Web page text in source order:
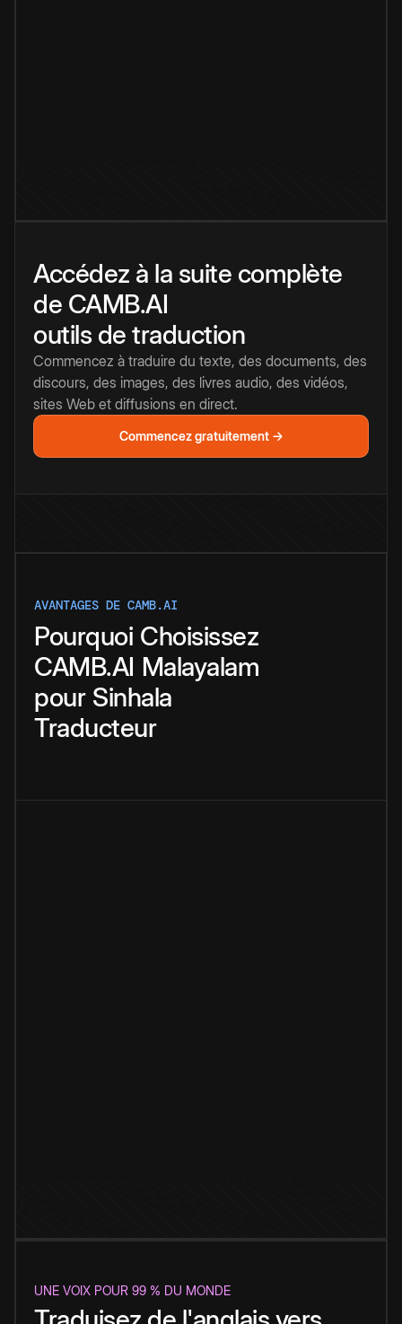
Accédez à la suite complète
de CAMB.AI
outils de traduction
Commencez à traduire du texte, des documents, des
discours, des images, des livres audio, des vidéos,
sites Web et diffusions en direct.
Commencez gratuitement →
AVANTAGES DE CAMB.AI
Pourquoi Choisissez
CAMB.AI Malayalam
pour Sinhala
Traducteur
UNE VOIX POUR 99 % DU MONDE